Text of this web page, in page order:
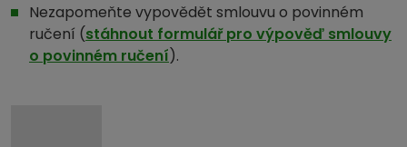
Nezapomeňte vypovědět smlouvu o povinném
ručení (stáhnout formulář pro výpověď smlouvy
o povinném ručení).